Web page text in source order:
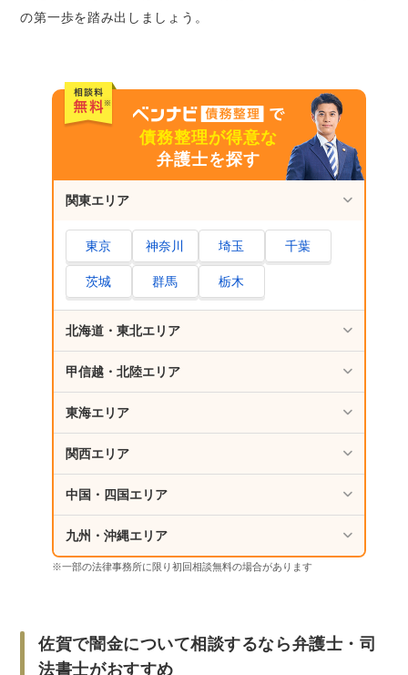
佐賀で闇金について相談できるその他のおすす
日本貸金業協会
佐賀内の市役所・区役所などの自治体の多重
債務者相談窓口
そのほかの闇金相談窓口
佐賀で闇金を弁護士・司法書士に相談・依頼す
佐賀で闇金を弁護士・司法書士に相談・依頼す
るメリット
返済をしなくて済む
返済したお金が返還される可能性もある
代理人を立てると取り立てが直接くることが
なくなる
闇金以外の借金に関しても、あなたの状況に
あった提案をしてくれる
さいごに｜佐賀で闇金を相談するならベンナビ
の第一歩を踏み出しましょう。
債務整理が得意な
弁護士を探す
関東エリア
東京 神奈川 埼玉 千葉
茨城 群馬 栃木
北海道・東北エリア
甲信越・北陸エリア
東海エリア
関西エリア
中国・四国エリア
九州・沖縄エリア
※一部の法律事務所に限り初回相談無料の場合があります
佐賀で闇金について相談するなら弁護士・司
法書士がおすすめ